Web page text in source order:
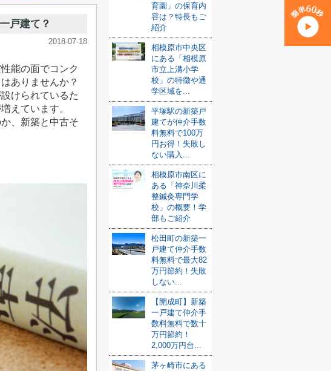
戸建て？
2018-07-18
能の面でコンク
ありませんか？
けられているた
えています。
、新築と中古そ
育園」の保育内
容は？特長もご
紹介
相模原市中央区
にある「相模原
市立上溝小学
校」の特徴や通
学区域を...
平塚駅の新築戸
建てが仲介手数
料無料で100万
円お得！失敗し
ない購入...
相模原市南区に
ある「神奈川柔
整鍼灸専門学
校」の概要！学
部もご紹介
松田町の新築一
戸建て仲介手数
料無料で最大82
万円節約！失敗
しない...
【開成町】新築
一戸建て仲介手
数料無料で数十
万円節約！
2,000万円台...
茅ヶ崎市にある